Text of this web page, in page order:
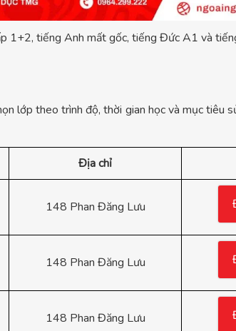
1+2, tiếng Anh mất gốc, tiếng Đức A1 và
lớp theo trình độ, thời gian học và mục tiêu
Địa chỉ
148 Phan Đăng Lưu
148 Phan Đăng Lưu
148 Phan Đăng Lưu